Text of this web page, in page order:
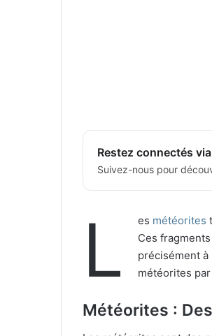
Restez connectés
Suivez-nous pour
L es météorites
Ces
précisément
météorites
Météorites :